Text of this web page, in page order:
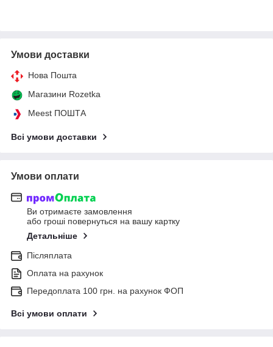
Умови доставки
Нова Пошта
Магазини Rozetka
Meest ПОШТА
Всі умови доставки
Умови оплати
Ви отримаєте замовлення
або гроші повернуться на вашу картку
Детальніше
Післяплата
Оплата на рахунок
Передоплата 100 грн. на рахунок ФОП
Всі умови оплати